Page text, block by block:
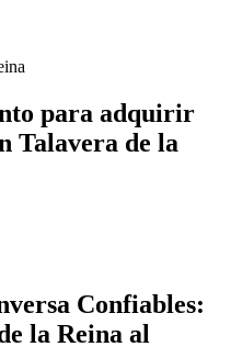
para adquirir
Talavera de la
Confiables:
la Reina al